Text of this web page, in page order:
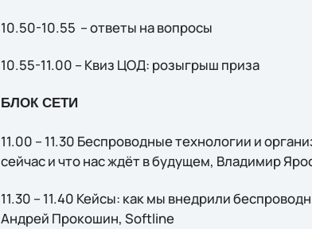
10.50-10.55 – ответы на вопросы
10.55-11.00 – Квиз ЦОД: розыгрыш приза
БЛОК СЕТИ
11.00 – 11.30 Беспроводные технологии и
сейчас и что нас ждёт в будущем, Владимир
11.30 – 11.40 Кейсы: как мы внедрили
Андрей Прокошин, Softline